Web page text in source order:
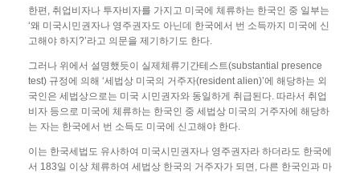
한편, 취업비자나 투자비자를 가지고 미국에 체류하는 한국인 중 일부는
‘왜 미국시민권자나 영주권자도 아닌데 한국에서 번 소득까지 미국에 신
고해야 하지?’라고 의문을 제기하기도 한다.
그러나 위에서 설명했듯이 실제체류기간테스트(substantial presence
test) 규정에 의해 ‘세법상 미국의 거주자(resident alien)’에 해당하는 외
국인은 세법상으로는 미국 시민권자와 동일하게 취급된다. 따라서 취업
비자 등으로 미국에 체류하는 한국인 중 세법상 미국의 거주자에 해당하
는 자는 한국에서 번 소득도 미국에 신고해야 한다.
이는 한국세법도 유사하여 미국시민권자나 영주권자라 하더라도 한국에
서 183일 이상 체류하여 세법상 한국의 거주자가 되면, 다른 한국인과 마